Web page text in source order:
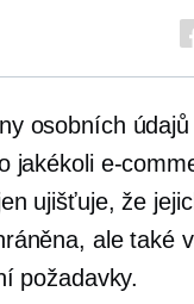
osobních údajů
jakékoli e-
ujišťuje, že
ale také
požadavky.